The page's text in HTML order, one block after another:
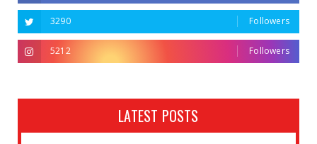
3290 Followers
5212 Followers
LATEST POSTS